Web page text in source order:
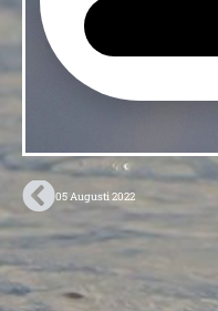
05 Augusti 2022